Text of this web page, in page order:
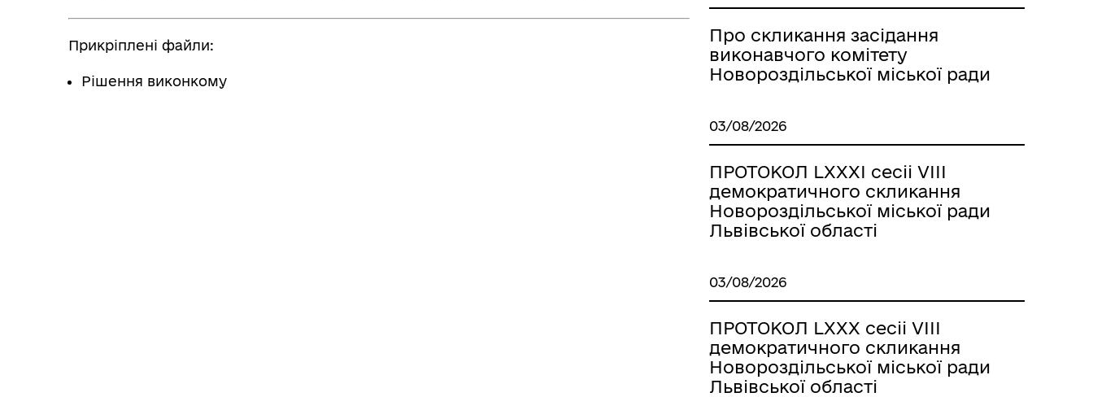
Прикріплені файли:
Рішення виконкому
Про скликання засідання
виконавчого комітету
Новороздільської міської ради
03/08/2026
ПРОТОКОЛ LХХХІ сесіі VІІІ
демократичного скликання
Новороздільської міської ради
Львівської області
03/08/2026
ПРОТОКОЛ LХХХ сесіі VІІІ
демократичного скликання
Новороздільської міської ради
Львівської області